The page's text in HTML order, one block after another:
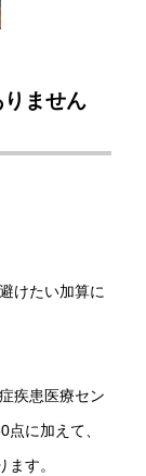
ません
けたい加算に
疾患医療セン
に加えて、
す。